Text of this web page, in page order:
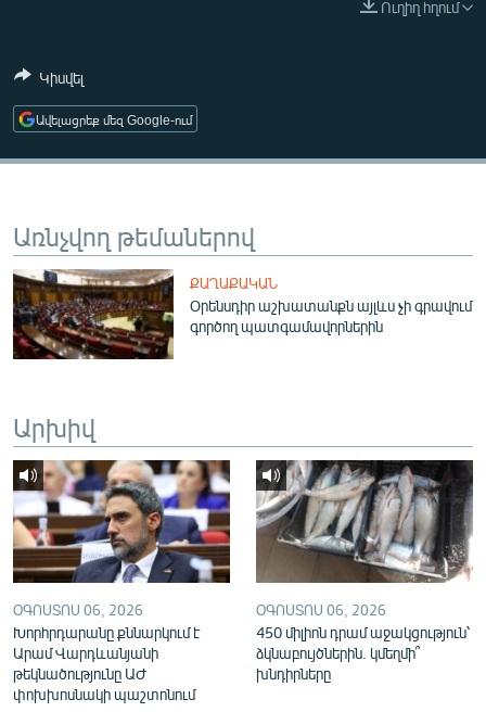
ՄԵԿՆԱԲԱՆՈՒԹՅՈՒՆ
ԱՐԽԻՎ
ՏԵՍԱՆՅՈՒԹԵՐ
ԲԱՆԱՎԵՃ
Հայերեն
English
Русский
ՀԵՏԵՎԵՔ ՄԵԶ
Ուղիղ հղում
Կիսվել
Ավելացրեք մեզ Google-ում
Առնչվող թեմաներով
ՔԱՂԱՔԱԿԱՆ
Օրենսդիր աշխատանքն այլևս չի գրավում
գործող պատգամավորներին
Արխիվ
ՕԳՈՍՏՈՍ 06, 2026
Խորհրդարանը քննարկում է
Արամ Վարդևանյանի
թեկնածությունը ԱԺ
փոխխոսնակի պաշտոնում
ՕԳՈՍՏՈՍ 06, 2026
450 միլիոն դրամ աջակցություն՝
ձկնաբույծներին. կմեղմի՞
խնդիրները